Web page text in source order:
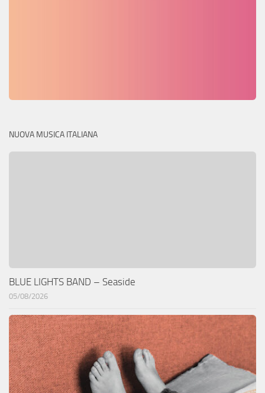
NUOVA MUSICA ITALIANA
BLUE LIGHTS BAND – Seaside
05/08/2026